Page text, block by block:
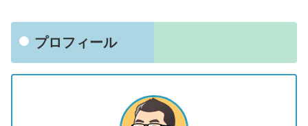
プロフィール